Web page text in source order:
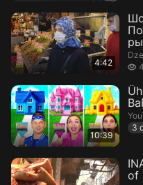
4:42 4.4
10:39
3
of